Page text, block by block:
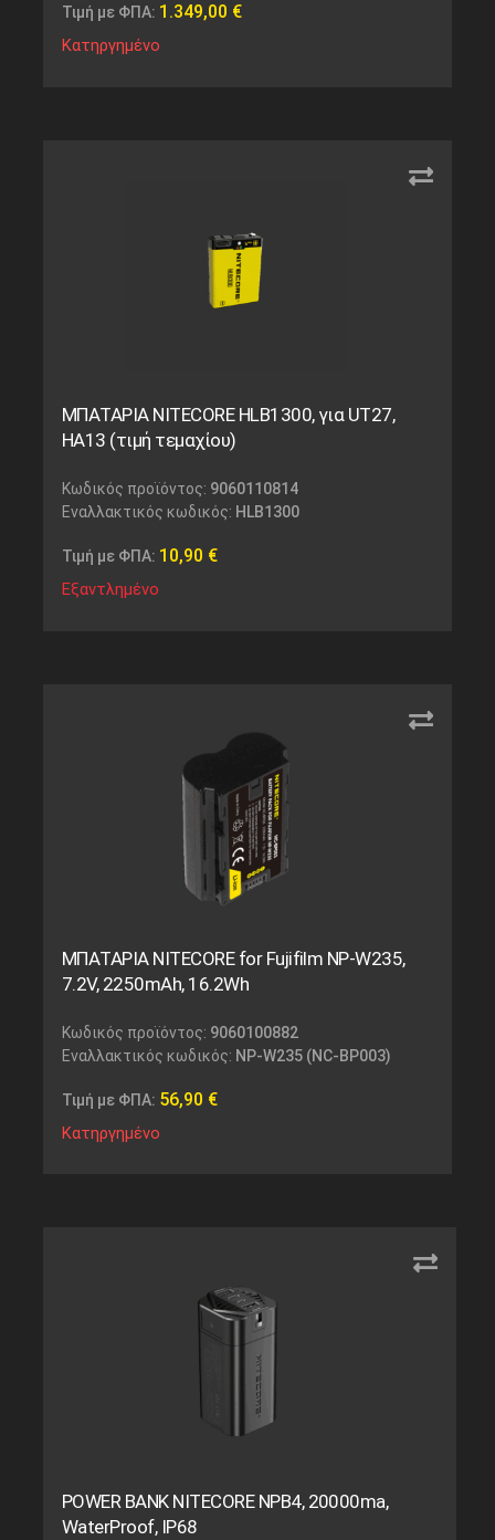
Τιμή με ΦΠΑ: 1.349,00 €
Κατηργημένο
ΜΠΑΤΑΡΙΑ NITECORE HLB1300, για UT27,
HA13 (τιμή τεμαχίου)
Κωδικός προϊόντος: 9060110814
Εναλλακτικός κωδικός: HLB1300
Τιμή με ΦΠΑ: 10,90 €
Εξαντλημένο
ΜΠΑΤΑΡΙΑ NITECORE for Fujifilm NP-W235,
7.2V, 2250mAh, 16.2Wh
Κωδικός προϊόντος: 9060100882
Εναλλακτικός κωδικός: NP-W235 (NC-BP003)
Τιμή με ΦΠΑ: 56,90 €
Κατηργημένο
POWER BANK NITECORE NPB4, 20000ma,
WaterProof, IP68